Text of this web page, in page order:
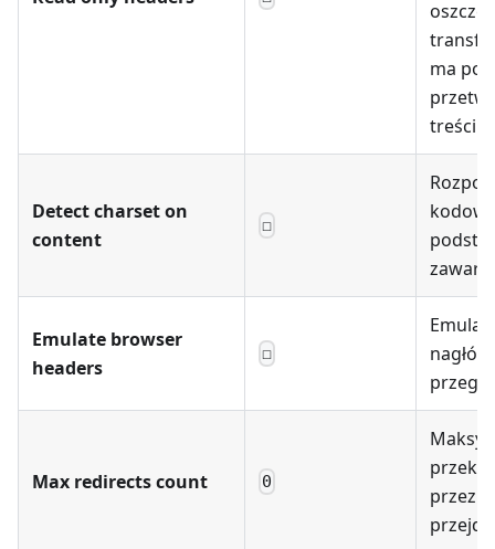
ma
treści
Detect charset on
content
☐
Emulate browser
headers
☐
Max redirects count 0
przez